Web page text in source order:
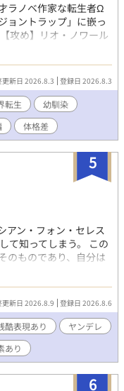
ラノベ作家な転生者Ω
ョントラップ」に嵌っ
攻め】リオ・ノワール
騎士団の団長であ
からレナトのことが好
いることをレナト以外
以外の人間には興味が
雰囲気で対応してい
の末っ子四男のΩ。 光
αなため大変可愛がら
金字塔と呼ばれる天才
誰ともラブコメ展開を
の性格や顔がド好み。
更新日 2026.8.3 登録日 2026.8.3
転生
幼馴染
体格差
5
アン・フォン・セレス
て知ってしまう。 この
のものであり、自分は
によって断罪される
腹を肥やし、思うがま
やがて一人の男によっ
に訪れる唯一の救いだ
変えず、自らは悪役と
と、終わりを望む王
＊無理矢理描写、暴力
ります。 ＊なんでも大
です。 拙い文章です
更新日 2026.8.9 登録日 2026.8.6
酷表現あり
ヤンデレ
あり
6